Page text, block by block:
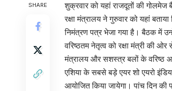
SHARE
शुक्रवार को यहां राजदूतों की गोलमेज
रक्षा मंत्रालय ने गुरुवार को यहां
निमंत्रण पत्र भेजा गया है। बैठक में
वरिष्ठतम नेतृत्व को रक्षा मंत्री की
मंत्रालय और सशस्त्र बलों के वरिष्ठ
एशिया के सबसे बड़े एयर शो एयरो
आयोजित किया जायेगा। पांच दिन की